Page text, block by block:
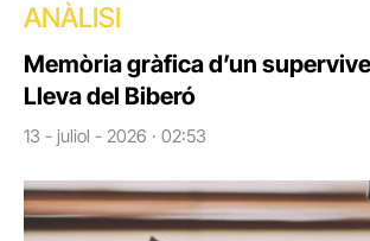
ANÀLISI
Memòria gràfica d’un
Lleva del Biberó
13 - juliol - 2026 · 02:53